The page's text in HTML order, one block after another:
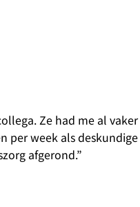
Ze had me al
per week als
afgerond.”